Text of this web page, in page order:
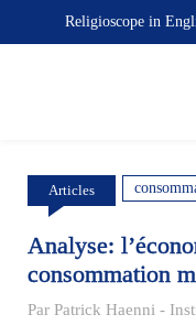
Religioscope in
Articles
Analyse:
consommation
Par Patrick Haenni -